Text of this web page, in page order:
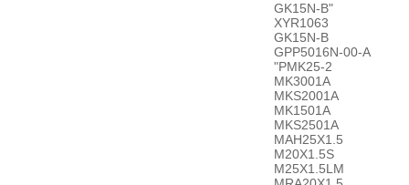
GK15N-B"
XYR1063
GK15N-B
GPP5016N-00-A
"PMK25-2
MK3001A
MKS2001A
MK1501A
MKS2501A
MAH25X1.5
M20X1.5S
M25X1.5LM